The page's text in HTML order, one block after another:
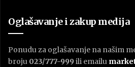
Oglašavanje i zakup medija
Ponudu za oglašavanje na našim
broju 023/777-999 ili emailu